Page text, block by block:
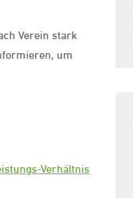
Verein stark
um
Verhältnis